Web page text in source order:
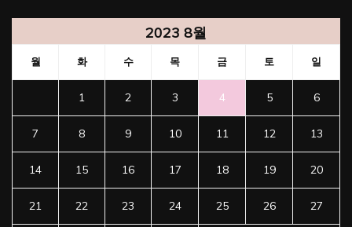
2023 8월
월 화 수 목 금 토 일
1 2 3 4 5 6
7 8 9 10 11 12 13
14 15 16 17 18 19 20
21 22 23 24 25 26 27